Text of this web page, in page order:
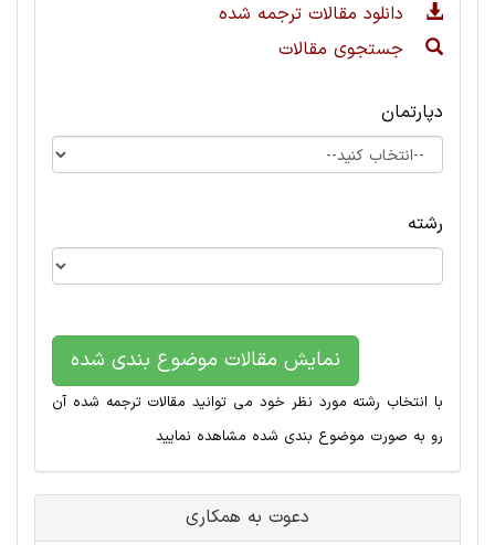
دانلود مقالات ترجمه شده
جستجوی مقالات
دپارتمان
رشته
نمایش مقالات موضوع بندی شده
با انتخاب رشته مورد نظر خود می توانید مقالات ترجمه شده آن
رو به صورت موضوع بندی شده مشاهده نمایید
دعوت به همکاری